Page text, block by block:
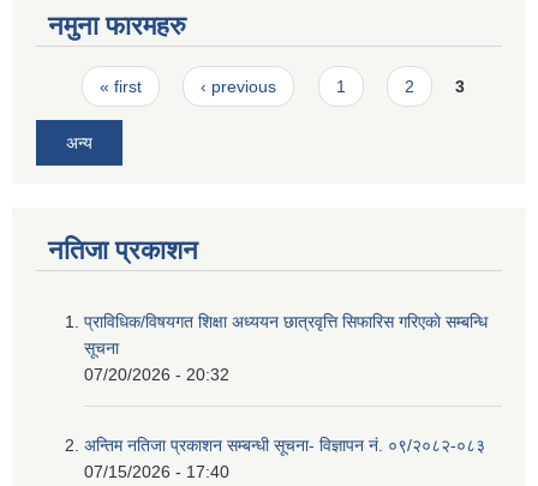
नमुना फारमहरु
Pages
« first ‹ previous 1 2 3
अन्य
नतिजा प्रकाशन
प्राविधिक/विषयगत शिक्षा अध्ययन छात्रवृत्ति सिफारिस गरिएकाे सम्बन्धि
सूचना
07/20/2026 - 20:32
अन्तिम नतिजा प्रकाशन सम्बन्धी सूचना- विज्ञापन नं. ०९/२०८२-०८३
07/15/2026 - 17:40